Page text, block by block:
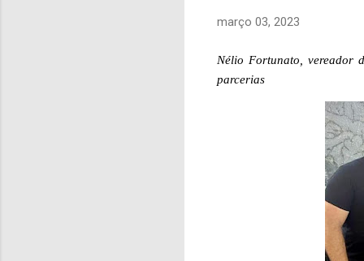
março 03, 2023
Nélio Fortunato, vereador
parcerias